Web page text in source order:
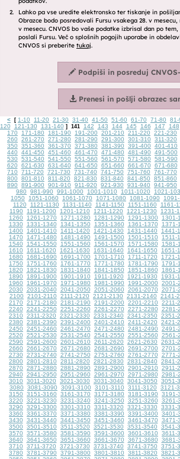
< [ 1-10 11-20 21-30 31-40 41-50 51-60 61-70 71-80
81-
120
121-130 131-140 ] 141 142 143 144 145 146 147
148
170
171-180 181-190 191-200 201-210 211-220
221-230
260
261-270 271-280 281-290 291-300 301-310
311-320
350
351-360 361-370 371-380 381-390 391-400
401-410
440
441-450 451-460 461-470 471-480 481-490
491-500
530
531-540 541-550 551-560 561-570 571-580
581-590
620
621-630 631-640 641-650 651-660 661-670
671-680
710
711-720 721-730 731-740 741-750 751-760
761-770
800
801-810 811-820 821-830 831-840 841-850
851-860
890
891-900 901-910 911-920 921-930 931-940
941-950
980
981-990 991-1000 1001-1010 1011-1020
1021-
1050
1051-1060 1061-1070 1071-1080 1081-1090
1120
1121-1130 1131-1140 1141-1150 1151-1160
1161-
1190
1191-1200 1201-1210 1211-1220 1221-1230
1231-
1260
1261-1270 1271-1280 1281-1290 1291-1300
1301-
1330
1331-1340 1341-1350 1351-1360 1361-1370
1371-
1400
1401-1410 1411-1420 1421-1430 1431-1440
1441-
1470
1471-1480 1481-1490 1491-1500 1501-1510
1511-
1540
1541-1550 1551-1560 1561-1570 1571-1580
1581-
1610
1611-1620 1621-1630 1631-1640 1641-1650
1651-
1680
1681-1690 1691-1700 1701-1710 1711-1720
1721-
1750
1751-1760 1761-1770 1771-1780 1781-1790
1791-
1820
1821-1830 1831-1840 1841-1850 1851-1860
1861-
1890
1891-1900 1901-1910 1911-1920 1921-1930
1931-
1960
1961-1970 1971-1980 1981-1990 1991-2000
2001-
2030
2031-2040 2041-2050 2051-2060 2061-2070
2071-
2100
2101-2110 2111-2120 2121-2130 2131-2140
2141-
2170
2171-2180 2181-2190 2191-2200 2201-2210
2211-
2240
2241-2250 2251-2260 2261-2270 2271-2280
2281-
2310
2311-2320 2321-2330 2331-2340 2341-2350
2351-
2380
2381-2390 2391-2400 2401-2410 2411-2420
2421-
2450
2451-2460 2461-2470 2471-2480 2481-2490
2491-
2520
2521-2530 2531-2540 2541-2550 2551-2560
2561-
2590
2591-2600 2601-2610 2611-2620 2621-2630
2631-
2660
2661-2670 2671-2680 2681-2690 2691-2700
2701-
2730
2731-2740 2741-2750 2751-2760 2761-2770
2771-
2800
2801-2810 2811-2820 2821-2830 2831-2840
2841-
2870
2871-2880 2881-2890 2891-2900 2901-2910
2911-
2940
2941-2950 2951-2960 2961-2970 2971-2980
2981-
3010
3011-3020 3021-3030 3031-3040 3041-3050
3051-
3080
3081-3090 3091-3100 3101-3110 3111-3120
3121-
3150
3151-3160 3161-3170 3171-3180 3181-3190
3191-
3220
3221-3230 3231-3240 3241-3250 3251-3260
3261-
3290
3291-3300 3301-3310 3311-3320 3321-3330
3331-
3360
3361-3370 3371-3380 3381-3390 3391-3400
3401-
3430
3431-3440 3441-3450 3451-3460 3461-3470
3471-
3500
3501-3510 3511-3520 3521-3530 3531-3540
3541-
3570
3571-3580 3581-3590 3591-3600 3601-3610
3611-
3640
3641-3650 3651-3660 3661-3670 3671-3680
3681-
3710
3711-3720 3721-3730 3731-3740 3741-3750
3751-
3780
3781-3790 3791-3800 3801-3810 3811-3820
3821-